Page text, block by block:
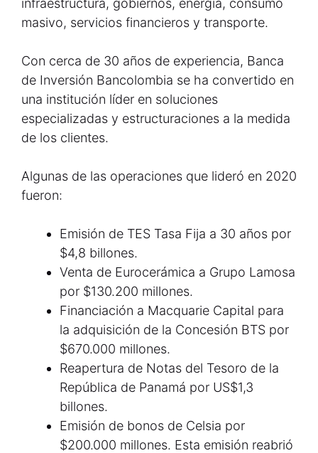
masivo, servicios financieros y transporte.
Con cerca de 30 años de experiencia, Banca
de Inversión Bancolombia se ha convertido en
una institución líder en soluciones
especializadas y estructuraciones a la medida
de los clientes.
Algunas de las operaciones que lideró en 2020
fueron:
Emisión de TES Tasa Fija a 30 años por
$4,8 billones.
Venta de Eurocerámica a Grupo Lamosa
por $130.200 millones.
Financiación a Macquarie Capital para
la adquisición de la Concesión BTS por
$670.000 millones.
Reapertura de Notas del Tesoro de la
República de Panamá por US$1,3
billones.
Emisión de bonos de Celsia por
$200.000 millones. Esta emisión reabrió